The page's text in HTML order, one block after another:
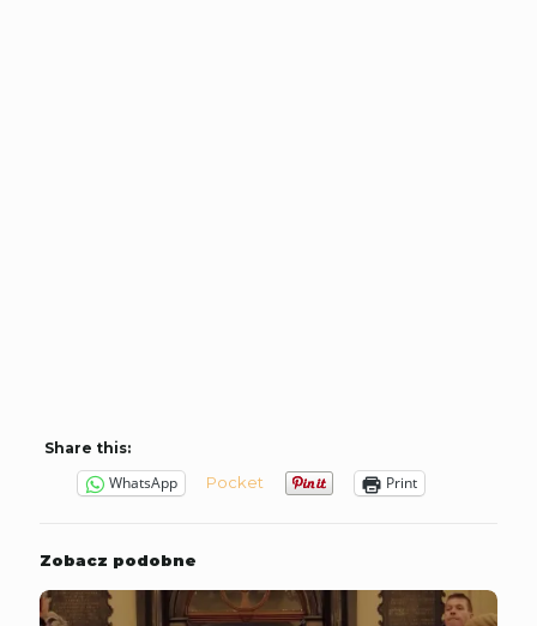
Share this:
WhatsApp Pocket Print
Zobacz podobne